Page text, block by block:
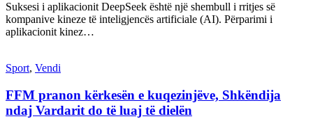
Suksesi i aplikacionit DeepSeek është një shembull i rritjes së
kompanive kineze të inteligjencës artificiale (AI). Përparimi i
aplikacionit kinez…
Sport, Vendi
FFM pranon kërkesën e kuqezinjëve, Shkëndija
ndaj Vardarit do të luaj të dielën